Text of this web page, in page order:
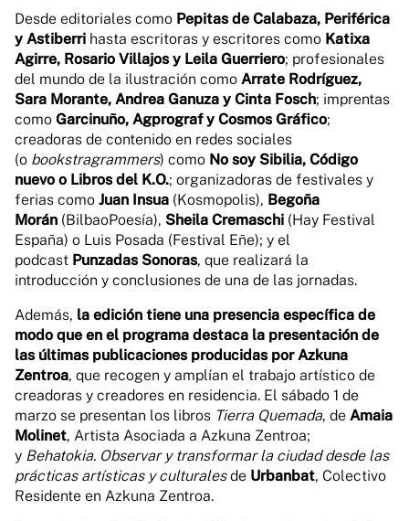
Desde editoriales como Pepitas de Calabaza, Periférica
y Astiberri hasta escritoras y escritores como Katixa
Agirre, Rosario Villajos y Leila Guerriero; profesionales
del mundo de la ilustración como Arrate Rodríguez,
Sara Morante, Andrea Ganuza y Cinta Fosch; imprentas
como Garcinuño, Agprograf y Cosmos Gráfico;
creadoras de contenido en redes sociales
(o bookstragrammers) como No soy Sibilia, Código
nuevo o Libros del K.O.; organizadoras de festivales y
ferias como Juan Insua (Kosmopolis), Begoña
Morán (BilbaoPoesía), Sheila Cremaschi (Hay Festival
España) o Luis Posada (Festival Eñe); y el
podcast Punzadas Sonoras, que realizará la
introducción y conclusiones de una de las jornadas.
Además, la edición tiene una presencia específica de
modo que en el programa destaca la presentación de
las últimas publicaciones producidas por Azkuna
Zentroa, que recogen y amplían el trabajo artístico de
creadoras y creadores en residencia. El sábado 1 de
marzo se presentan los libros Tierra Quemada, de Amaia
Molinet, Artista Asociada a Azkuna Zentroa;
y Behatokia. Observar y transformar la ciudad desde las
prácticas artísticas y culturalesde Urbanbat, Colectivo
Residente en Azkuna Zentroa.